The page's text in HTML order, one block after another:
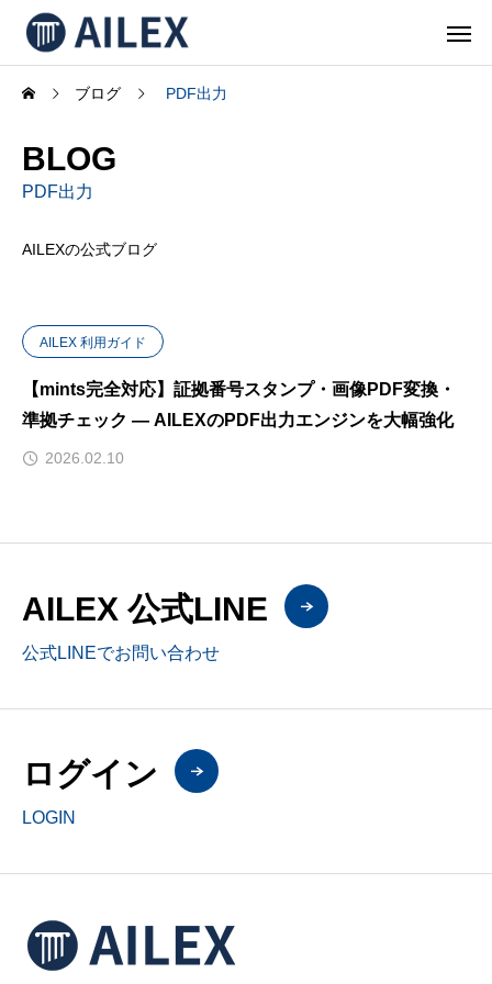
ブログ PDF出力
BLOG
PDF出力
AILEXの公式ブログ
AILEX 利用ガイド
【mints完全対応】証拠番号スタンプ・画像PDF変換・
準拠チェック — AILEXのPDF出力エンジンを大幅強化
2026.02.10
AILEX 公式LINE
公式LINEでお問い合わせ
ログイン
LOGIN